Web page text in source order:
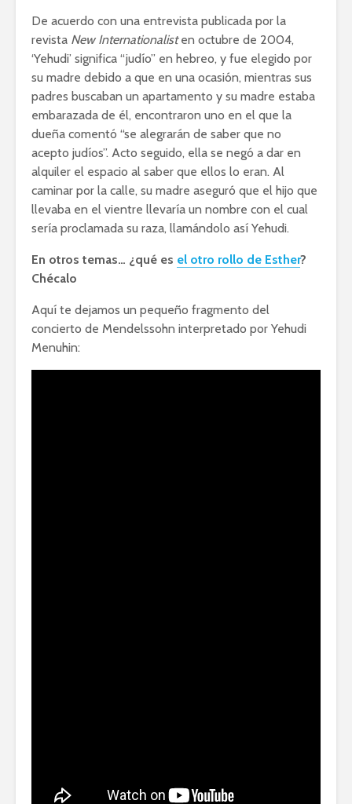
De acuerdo con una entrevista publicada por la
revista New Internationalisten octubre de 2004,
‘Yehudi’ significa “judío” en hebreo, y fue elegido por
su madre debido a que en una ocasión, mientras sus
padres buscaban un apartamento y su madre estaba
embarazada de él, encontraron uno en el que la
dueña comentó “se alegrarán de saber que no
acepto judíos”. Acto seguido, ella se negó a dar en
alquiler el espacio al saber que ellos lo eran. Al
caminar por la calle, su madre aseguró que el hijo que
llevaba en el vientre llevaría un nombre con el cual
sería proclamada su raza, llamándolo así Yehudi.
En otros temas… ¿qué es el otro rollo de Esther?
Chécalo
Aquí te dejamos un pequeño fragmento del
concierto de Mendelssohn interpretado por Yehudi
Menuhin: